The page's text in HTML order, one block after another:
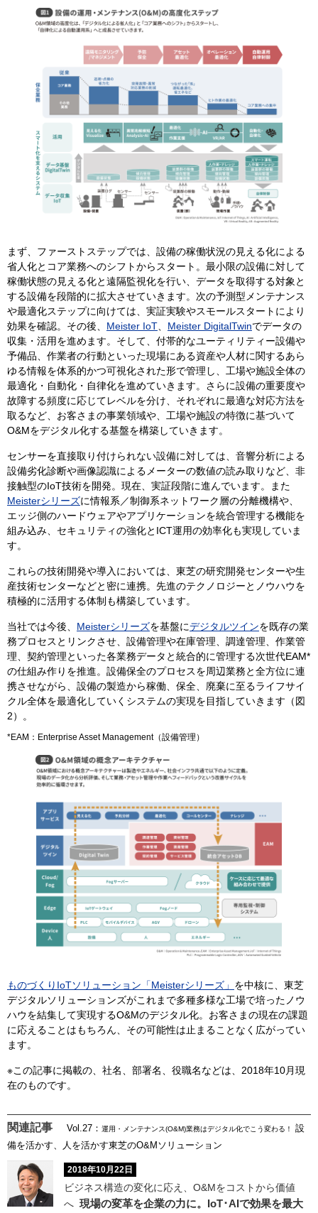
まず、ファーストステップでは、設備の稼働状況の見える化による
省人化とコア業務へのシフトからスタート。最小限の設備に対して
稼働状態の見える化と遠隔監視化を行い、データを取得する対象と
する設備を段階的に拡大させていきます。次の予測型メンテナンス
や最適化ステップに向けては、実証実験やスモールスタートにより
効果を確認。その後、 Meister IoT、 Meister DigitalTwinでデータの
収集・活用を進めます。そして、付帯的なユーティリティー設備や
予備品、作業者の行動といった現場にある資産や人材に関するあら
ゆる情報を体系的かつ可視化された形で管理し、工場や施設全体の
最適化・自動化・自律化を進めていきます。さらに設備の重要度や
故障する頻度に応じてレベルを分け、それぞれに最適な対応方法を
取るなど、お客さまの事業領域や、工場や施設の特徴に基づいて
O&Mをデジタル化する基盤を構築していきます。
センサーを直接取り付けられない設備に対しては、音響分析による
設備劣化診断や画像認識によるメーターの数値の読み取りなど、非
接触型のIoT技術を開発。現在、実証段階に進んでいます。また
Meisterシリーズに情報系／制御系ネットワーク層の分離機構や、
エッジ側のハードウェアやアプリケーションを統合管理する機能を
組み込み、セキュリティの強化とICT運用の効率化も実現していま
す。
これらの技術開発や導入においては、東芝の研究開発センターや生
産技術センターなどと密に連携。先進のテクノロジーとノウハウを
積極的に活用する体制も構築しています。
当社では今後、 Meisterシリーズを基盤にデジタルツインを既存の業
務プロセスとリンクさせ、設備管理や在庫管理、調達管理、作業管
理、契約管理といった各業務データと統合的に管理する次世代EAM*
の仕組み作りを推進。設備保全のプロセスを周辺業務と全方位に連
携させながら、設備の製造から稼働、保全、廃棄に至るライフサイ
クル全体を最適化していくシステムの実現を目指していきます（図
2）。
*EAM：Enterprise Asset Management（設備管理）
ものづくりIoTソリューション「Meisterシリーズ」 を中核に、東芝
デジタルソリューションズがこれまで多種多様な工場で培ったノウ
ハウを結集して実現するO&Mのデジタル化。お客さまの現在の課題
に応えることはもちろん、その可能性は止まることなく広がってい
ます。
※この記事に掲載の、社名、部署名、役職名などは、2018年10月現
在のものです。
関連記事 Vol.27： 運用・メンテナンス(O&M)業務はデジタル化でこう変わる！
設
備を活かす、人を活かす東芝のO&Mソリューション
2018年10月22日
ビジネス構造の変化に応え、O&Mをコストから価値
へ 現場の変革を企業の力に。IoT･AIで効果を最大